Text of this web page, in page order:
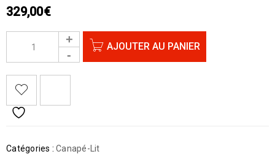
329,00€
AJOUTER AU PANIER
Catégories : Canapé-Lit